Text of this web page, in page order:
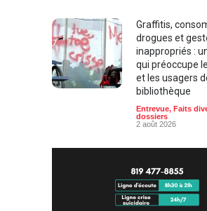
Graffitis,
drogues et
inappropriés :
qui préoccupe
et les usagers
bibliothèque
Entrevue, Faits
dossiers
2 août 2026